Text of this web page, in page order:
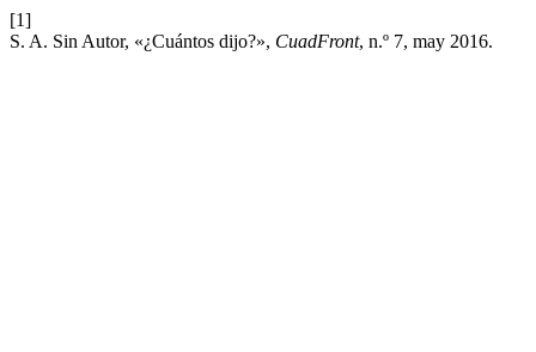
[1]
S. A. Sin Autor, «¿Cuántos dijo?», CuadFront, n.º 7, may 2016.